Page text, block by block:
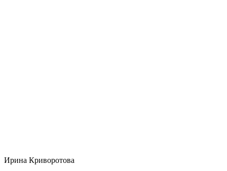
Ирина Криворотова